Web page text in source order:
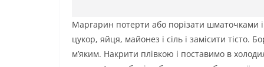
Маргарин потерти або порізати шматочками
цукор, яйця, майонез і сіль і замісити тісто.
м’яким. Накрити плівкою і поставимо в